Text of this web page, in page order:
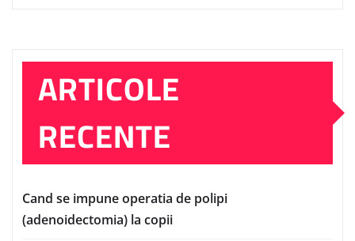
ARTICOLE
RECENTE
Cand se impune operatia de polipi
(adenoidectomia) la copii